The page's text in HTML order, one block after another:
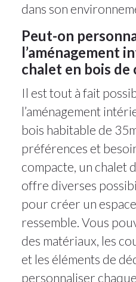
dans son
Peut-on
l’aménagement
chalet en bois
Il est tout à fait
l’aménagement
bois habitable de
préférences et
compacte, un chalet
offre diverses
pour créer un
ressemble. Vous
des matériaux, les
et les éléments de
personnaliser